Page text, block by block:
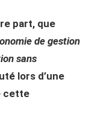
part, que
de gestion
sans
lors d’une
cette